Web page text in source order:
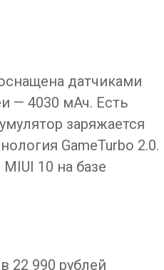
датчиками
— 4030 мАч. Есть
заряжается
GameTurbo 2.0.
10 на базе
22 990 рублей